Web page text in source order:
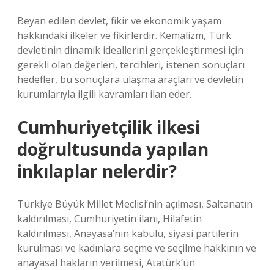
Beyan edilen devlet, fikir ve ekonomik yaşam
hakkındaki ilkeler ve fikirlerdir. Kemalizm, Türk
devletinin dinamik ideallerini gerçekleştirmesi için
gerekli olan değerleri, tercihleri, istenen sonuçları
hedefler, bu sonuçlara ulaşma araçları ve devletin
kurumlarıyla ilgili kavramları ilan eder.
Cumhuriyetçilik ilkesi
doğrultusunda yapılan
inkılaplar nelerdir?
Türkiye Büyük Millet Meclisi’nin açılması, Saltanatın
kaldırılması, Cumhuriyetin ilanı, Hilafetin
kaldırılması, Anayasa’nın kabulü, siyasi partilerin
kurulması ve kadınlara seçme ve seçilme hakkının ve
anayasal hakların verilmesi, Atatürk’ün